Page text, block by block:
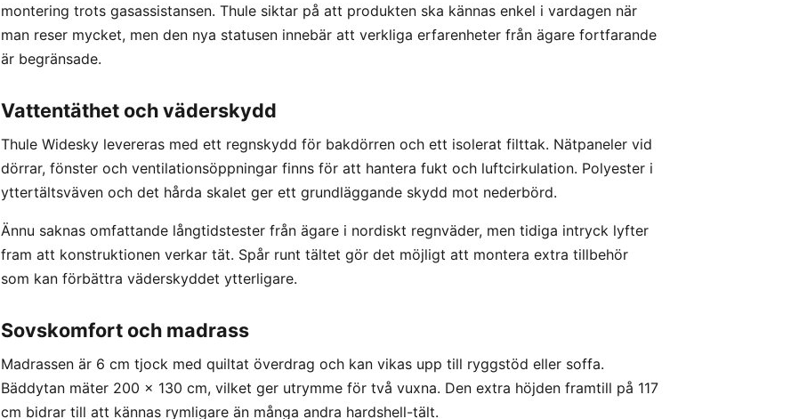
montering trots gasassistansen. Thule siktar på att produkten ska kännas enkel i vardagen när
man reser mycket, men den nya statusen innebär att verkliga erfarenheter från ägare fortfarande
är begränsade.
Vattentäthet och väderskydd
Thule Widesky levereras med ett regnskydd för bakdörren och ett isolerat filttak. Nätpaneler vid
dörrar, fönster och ventilationsöppningar finns för att hantera fukt och luftcirkulation. Polyester i
yttertältsväven och det hårda skalet ger ett grundläggande skydd mot nederbörd.
Ännu saknas omfattande långtidstester från ägare i nordiskt regnväder, men tidiga intryck lyfter
fram att konstruktionen verkar tät. Spår runt tältet gör det möjligt att montera extra tillbehör
som kan förbättra väderskyddet ytterligare.
Sovskomfort och madrass
Madrassen är 6 cm tjock med quiltat överdrag och kan vikas upp till ryggstöd eller soffa.
Bäddytan mäter 200 × 130 cm, vilket ger utrymme för två vuxna. Den extra höjden framtill på 117
cm bidrar till att kännas rymligare än många andra hardshell-tält.